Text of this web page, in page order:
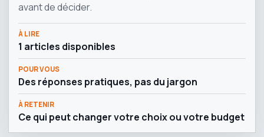
avant de décider.
À LIRE
1 articles disponibles
POUR VOUS
Des réponses pratiques, pas du jargon
À RETENIR
Ce qui peut changer votre choix ou votre budget